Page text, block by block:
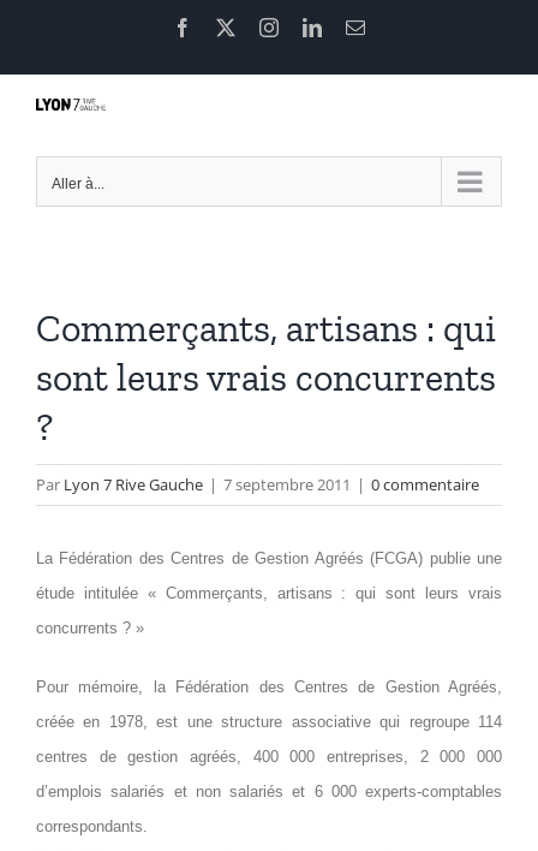
contenu
Facebook InstagramLinkedInEmail
Aller à...
Commerçants, artisans : qui
sont leurs vrais concurrents
?
Par Lyon 7 Rive Gauche | 7 septembre 2011 | 0 commentaire
La Fédération des Centres de Gestion Agréés (FCGA) publie une
étude intitulée « Commerçants, artisans : qui sont leurs vrais
concurrents ? »
Pour mémoire, la Fédération des Centres de Gestion Agréés,
créée en 1978, est une structure associative qui regroupe 114
centres de gestion agréés, 400 000 entreprises, 2 000 000
d’emplois salariés et non salariés et 6 000 experts-comptables
correspondants.